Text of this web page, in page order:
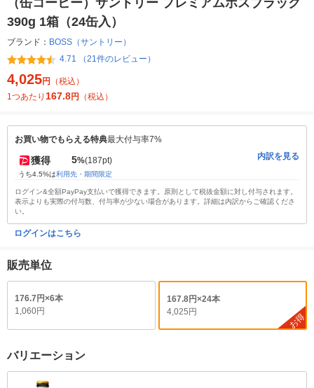
（缶コーヒー）サントリー プレミアムボスブラック
390g 1箱（24缶入）
ブランド： BOSS（サントリー）
4.71 （21件のレビュー）
4,025円
（税込）
1つあたり 167.8円 （税込）
お買い物でもらえる特典最大付与率7%
獲得 5%(187pt)
うち4.5%は利用先・期間限定
内訳を見る
ログイン&全額PayPay支払いで獲得できます。原則として税抜金額に対し付与されます。
表示よりも実際の付与数、付与率が少ない場合があります。詳細は内訳からご確認くださ
い。
ログインはこちら
販売単位
176.7円×6本
1,060円
167.8円×24本
4,025円
お得
バリエーション